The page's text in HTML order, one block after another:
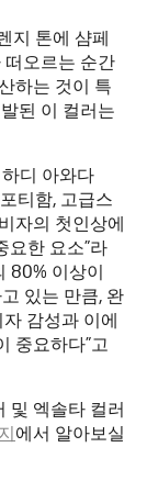
지 톤에 샴페
떠오르는 순간
하는 것이 특
된 이 컬러는
디 아와다
티함, 고급스
자의 첫인상에
요한 요소”라
80% 이상이
있는 만큼, 완
감성과 이에
중요하다”고
및 엑솔타 컬러
에서 알아보실